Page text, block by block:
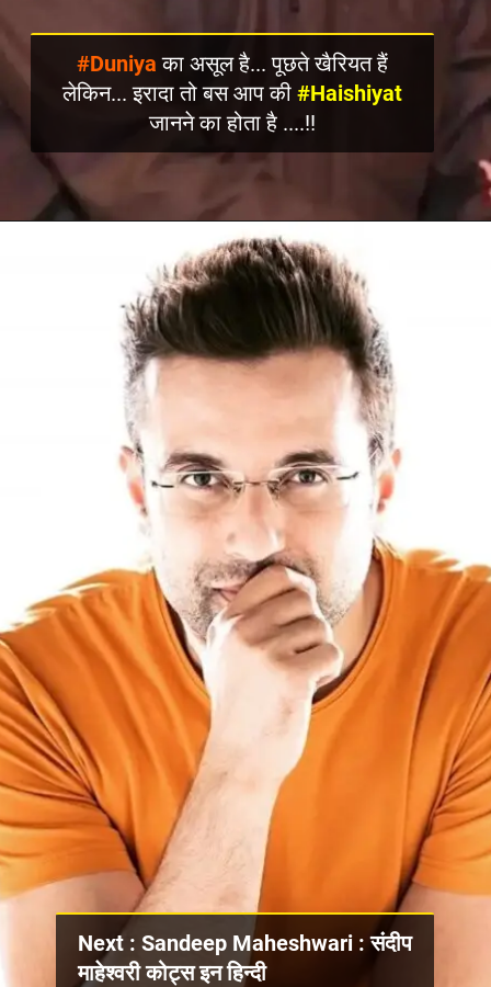
#Duniya का असूल है... पूछते खैरियत हैं
लेकिन... इरादा तो बस आप की#Haishiyat
जानने का होता है ....!!
Next : Sandeep Maheshwari : संदीप
माहेश्वरी कोट्स इन हिन्दी